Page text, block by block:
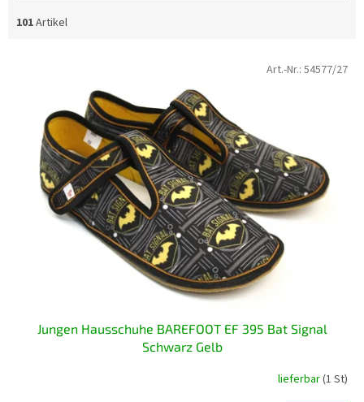
101Artikel
Jungen Hausschuhe BAREFOOT EF 395 Bat Signal
Schwarz Gelb
lieferbar(1 St)
Art.-Nr.: 54577/27